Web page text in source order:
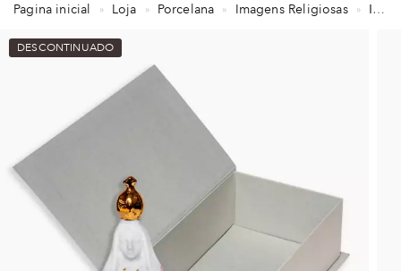
Pagina inicial » Loja » Porcelana » Imagens Religiosas » Imagem de Nossa Senhora Aparecida I
DESCONTINUADO